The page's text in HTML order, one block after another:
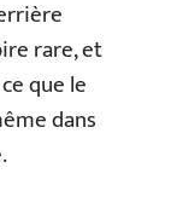
rare, et
que le
dans